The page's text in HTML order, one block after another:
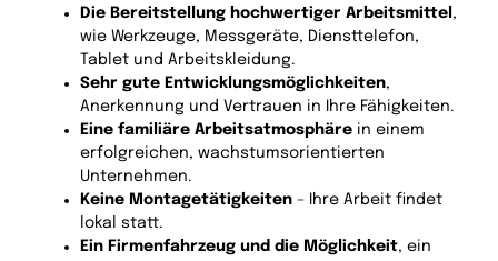
Die Bereitstellung hochwertiger Arbeitsmittel ,
wie Werkzeuge, Messgeräte, Diensttelefon,
Tablet und Arbeitskleidung.
Sehr gute Entwicklungsmöglichkeiten,
Anerkennung und Vertrauen in Ihre Fähigkeiten.
Eine familiäre Arbeitsatmosphäre in einem
erfolgreichen, wachstumsorientierten
Unternehmen.
Keine Montagetätigkeiten – Ihre Arbeit findet
lokal statt.
Ein Firmenfahrzeug und die Möglichkeit, ein